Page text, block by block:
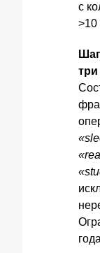
с
>10